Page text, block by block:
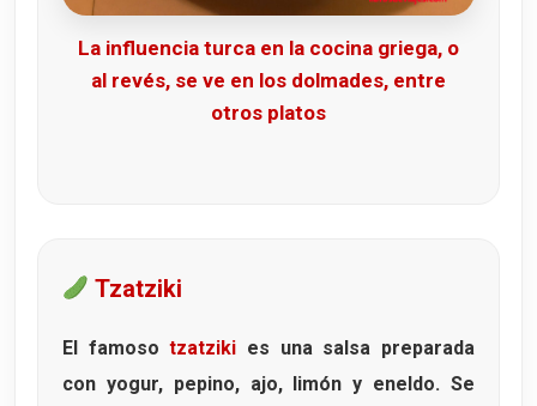
La influencia turca en la cocina griega, o
al revés, se ve en los dolmades, entre
otros platos
Tzatziki
El famosotzatziki es una salsa preparada
con yogur, pepino, ajo, limón y eneldo. Se